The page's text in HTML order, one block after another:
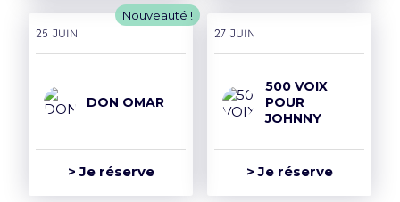
Nouveauté !
25 juin
DON OMAR
> Je réserve
27 juin
500 VOIX
POUR
JOHNNY
> Je réserve